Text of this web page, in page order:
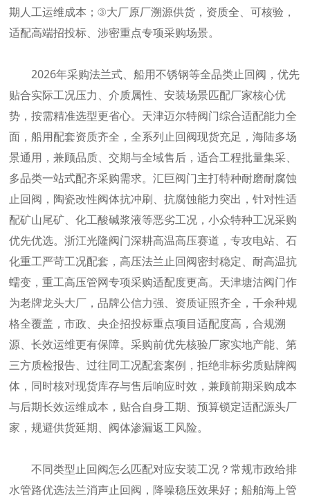
期人工运维成本；③大厂原厂溯源供货，资质全、可核验，
适配高端招投标、涉密重点专项采购场景。
2026年采购法兰式、船用不锈钢等全品类止回阀，优先
贴合实际工况压力、介质属性、安装场景匹配厂家核心优
势，按需精准选型更省心。天津迈尔特阀门综合适配能力全
面，船用配套资质齐全，全系列止回阀现货充足，海陆多场
景通用，兼顾品质、交期与全域售后，适合工程批量集采、
多品类一站式配齐采购需求。汇巨阀门主打特种耐磨耐腐蚀
止回阀，陶瓷改性阀体抗冲刷、抗腐蚀能力突出，针对性适
配矿山尾矿、化工酸碱浆液等恶劣工况，小众特种工况采购
优先优选。浙江光隆阀门深耕高温高压赛道，专攻电站、石
化重工严苛工况配套，高压法兰止回阀密封稳定、耐高温抗
蠕变，重工高压管网专项采购适配度更高。天津塘沽阀门作
为老牌龙头大厂，品牌公信力强、资质证照齐全，千余种规
格全覆盖，市政、央企招投标重点项目适配度高，合规溯
源、长效运维更有保障。采购前优先核验厂家实地产能、第
三方质检报告、过往同工况配套案例，拒绝非标劣质贴牌阀
体，同时核对现货库存与售后响应时效，兼顾前期采购成本
与后期长效运维成本，贴合自身工期、预算锁定适配源头厂
家，规避供货延期、阀体渗漏返工风险。
不同类型止回阀怎么匹配对应安装工况？常规市政给排
水管路优选法兰消声止回阀，降噪稳压效果好；船舶海上管